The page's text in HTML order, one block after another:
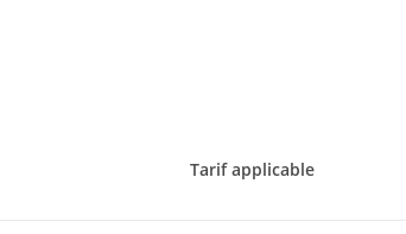
Tarif applicable